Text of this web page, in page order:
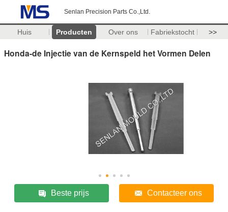
Senlan Precision Parts Co.,Ltd.
Huis Producten Over ons Fabriekstocht >>
Honda-de Injectie van de Kernspeld het Vormen Delen
Beste prijs Contacteer ons